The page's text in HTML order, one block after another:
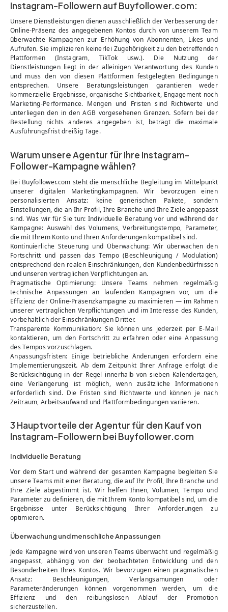
Instagram-Followern auf Buyfollower.com:
Unsere Dienstleistungen dienen ausschließlich der Verbesserung der
Online-Präsenz des angegebenen Kontos durch von unserem Team
überwachte Kampagnen zur Erhöhung von Abonnenten, Likes und
Aufrufen. Sie implizieren keinerlei Zugehörigkeit zu den betreffenden
Plattformen (Instagram, TikTok usw.). Die Nutzung der
Dienstleistungen liegt in der alleinigen Verantwortung des Kunden
und muss den von diesen Plattformen festgelegten Bedingungen
entsprechen. Unsere Beratungsleistungen garantieren weder
kommerzielle Ergebnisse, organische Sichtbarkeit, Engagement noch
Marketing-Performance. Mengen und Fristen sind Richtwerte und
unterliegen den in den AGB vorgesehenen Grenzen. Sofern bei der
Bestellung nichts anderes angegeben ist, beträgt die maximale
Ausführungsfrist dreißig Tage.
Warum unsere Agentur für Ihre Instagram-
Follower-Kampagne wählen?
Bei Buyfollower.com steht die menschliche Begleitung im Mittelpunkt
unserer digitalen Marketingkampagnen. Wir bevorzugen einen
personalisierten Ansatz: keine generischen Pakete, sondern
Einstellungen, die an Ihr Profil, Ihre Branche und Ihre Ziele angepasst
sind. Was wir für Sie tun: Individuelle Beratung vor und während der
Kampagne: Auswahl des Volumens, Verbreitungstempo, Parameter,
die mit Ihrem Konto und Ihren Anforderungen kompatibel sind.
Kontinuierliche Steuerung und Überwachung: Wir überwachen den
Fortschritt und passen das Tempo (Beschleunigung / Modulation)
entsprechend den realen Einschränkungen, den Kundenbedürfnissen
und unseren vertraglichen Verpflichtungen an.
Pragmatische Optimierung: Unsere Teams nehmen regelmäßig
technische Anpassungen an laufenden Kampagnen vor, um die
Effizienz der Online-Präsenzkampagne zu maximieren — im Rahmen
unserer vertraglichen Verpflichtungen und im Interesse des Kunden,
vorbehaltlich der Einschränkungen Dritter.
Transparente Kommunikation: Sie können uns jederzeit per E-Mail
kontaktieren, um den Fortschritt zu erfahren oder eine Anpassung
des Tempos vorzuschlagen.
Anpassungsfristen: Einige betriebliche Änderungen erfordern eine
Implementierungszeit. Ab dem Zeitpunkt Ihrer Anfrage erfolgt die
Berücksichtigung in der Regel innerhalb von sieben Kalendertagen,
eine Verlängerung ist möglich, wenn zusätzliche Informationen
erforderlich sind. Die Fristen sind Richtwerte und können je nach
Zeitraum, Arbeitsaufwand und Plattformbedingungen variieren.
3 Hauptvorteile der Agentur für den Kauf von
Instagram-Followern bei Buyfollower.com
Individuelle Beratung
Vor dem Start und während der gesamten Kampagne begleiten Sie
unsere Teams mit einer Beratung, die auf Ihr Profil, Ihre Branche und
Ihre Ziele abgestimmt ist. Wir helfen Ihnen, Volumen, Tempo und
Parameter zu definieren, die mit Ihrem Konto kompatibel sind, um die
Ergebnisse unter Berücksichtigung Ihrer Anforderungen zu
optimieren.
Überwachung und menschliche Anpassungen
Jede Kampagne wird von unseren Teams überwacht und regelmäßig
angepasst, abhängig von der beobachteten Entwicklung und den
Besonderheiten Ihres Kontos. Wir bevorzugen einen pragmatischen
Ansatz: Beschleunigungen, Verlangsamungen oder
Parameteränderungen können vorgenommen werden, um die
Effizienz und den reibungslosen Ablauf der Promotion
sicherzustellen.